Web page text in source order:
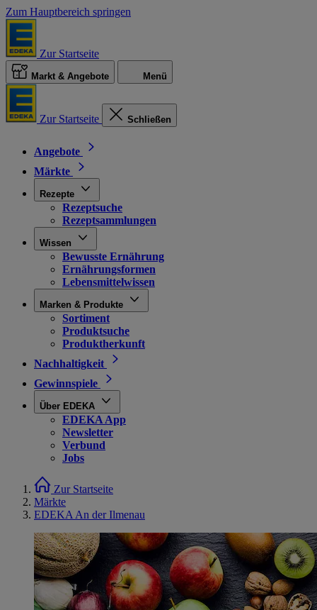
Zum Hauptbereich springen
Zur Startseite
Markt & Angebote Menü
Zur Startseite Schließen
Angebote
Märkte
Rezepte
Rezeptsuche
Rezeptsammlungen
Wissen
Bewusste Ernährung
Ernährungsformen
Lebensmittelwissen
Marken & Produkte
Sortiment
Produktsuche
Produktherkunft
Nachhaltigkeit
Gewinnspiele
Über EDEKA
EDEKA App
Newsletter
Verbund
Jobs
Zur Startseite
Märkte
EDEKA An der Ilmenau